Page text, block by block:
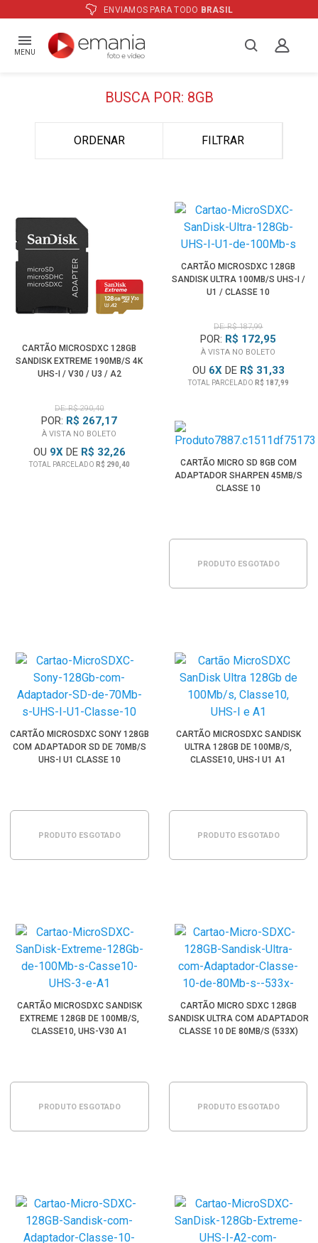
ENVIAMOS PARA TODO BRASIL
MENU
BUSCA POR: 8GB
ORDENAR FILTRAR
CARTÃO MICROSDXC 128GB
SANDISK EXTREME 190MB/S 4K
UHS-I / V30 / U3 / A2
DE: R$ 290,40
POR: R$ 267,17
À VISTA NO BOLETO
OU 9XDE R$ 32,26
TOTAL PARCELADO R$ 290,40
CARTÃO MICROSDXC 128GB
SANDISK ULTRA 100MB/S UHS-I /
U1 / CLASSE 10
DE: R$ 187,99
POR: R$ 172,95
À VISTA NO BOLETO
OU 6XDE R$ 31,33
TOTAL PARCELADO R$ 187,99
CARTÃO MICRO SD 8GB COM
ADAPTADOR SHARPEN 45MB/S
CLASSE 10
PRODUTO ESGOTADO
CARTÃO MICROSDXC SONY 128GB
COM ADAPTADOR SD DE 70MB/S
UHS-I U1 CLASSE 10
PRODUTO ESGOTADO
CARTÃO MICROSDXC SANDISK
ULTRA 128GB DE 100MB/S,
CLASSE10, UHS-I U1 A1
PRODUTO ESGOTADO
CARTÃO MICROSDXC SANDISK
EXTREME 128GB DE 100MB/S,
CLASSE10, UHS-V30 A1
PRODUTO ESGOTADO
CARTÃO MICRO SDXC 128GB
SANDISK ULTRA COM ADAPTADOR
CLASSE 10 DE 80MB/S (533X)
PRODUTO ESGOTADO